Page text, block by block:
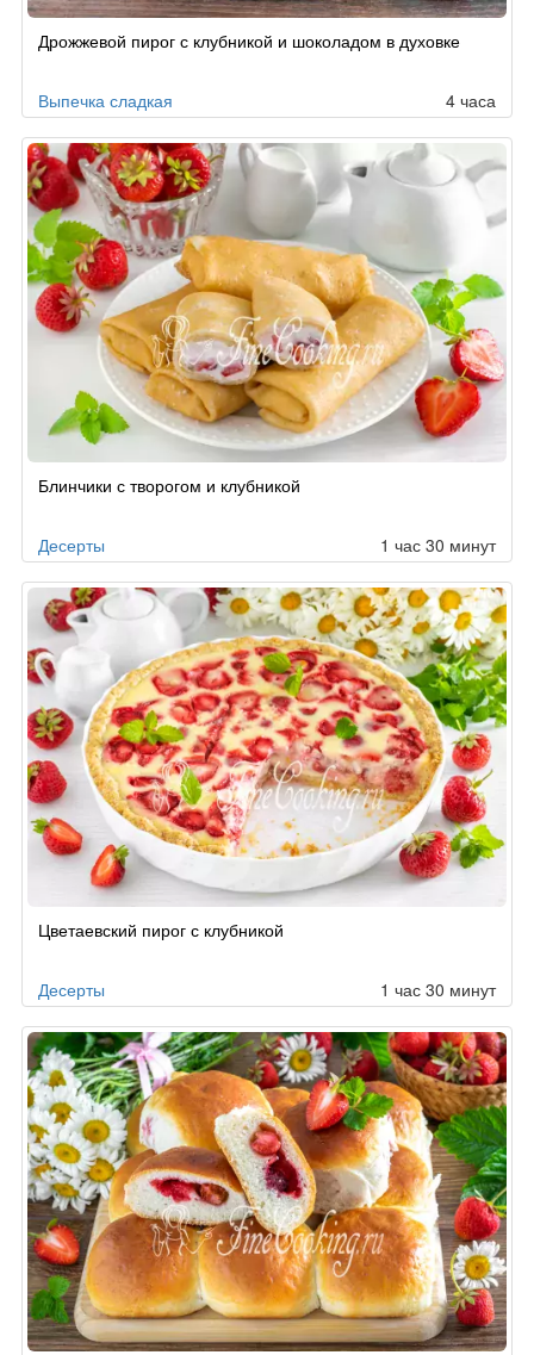
Дрожжевой пирог с клубникой и шоколадом в духовке
Выпечка сладкая 4 часа
Блинчики с творогом и клубникой
Десерты 1 час 30 минут
Цветаевский пирог с клубникой
Десерты 1 час 30 минут